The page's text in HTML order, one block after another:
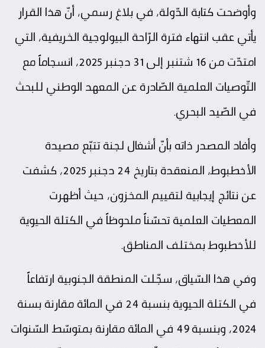
وأوضحت كتابة الدّولة، في بلاغ رسمي، أنّ هذا القرار
يأتي عقب انتهاء فترة الرّاحة البيولوجية الخريفية، التي
امتدّت من 16 شتنبر إلى 31 دجنبر 2025، انسجاماً مع
التّوصيات العلمية الصّادرة عن المعهد الوطني للبحث
في الصّيد البحري.
وأفاد المصدر ذاته بأنّ أشغال لجنة تتبّع مصيدة
الأخطبوط، المنعقدة بتاريخ 24 دجنبر 2025، كشفت
عن نتائج إيجابية لتقييم المخزون، حيث أظهرت
المعطيات العلمية تحسّناً ملحوظاً في الكتلة الحيوية
للأخطبوط بمختلف المناطق.
وفي هذا السّياق، سجّلت المنطقة الجنوبية ارتفاعاً
في الكتلة الحيوية بنسبة 24 في المائة مقارنة بسنة
2024، وبنسبة 49 في المائة مقارنة بمتوسّط السّنوات